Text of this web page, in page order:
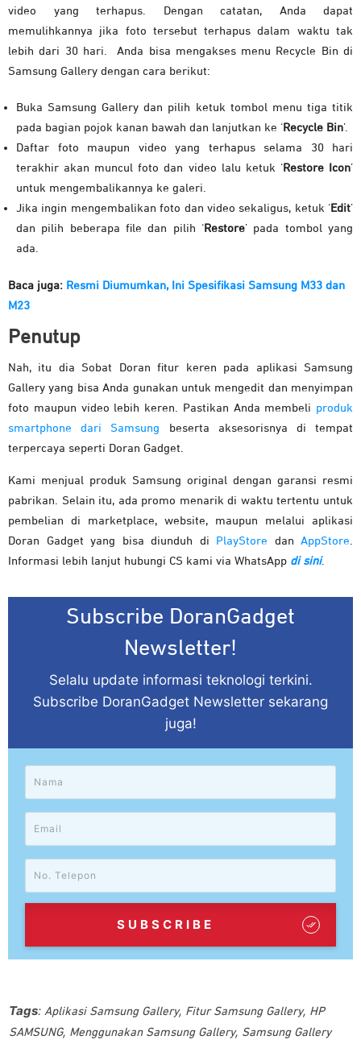
video yang terhapus. Dengan catatan, Anda dapat
memulihkannya jika foto tersebut terhapus dalam waktu tak
lebih dari 30 hari. Anda bisa mengakses menu Recycle Bin di
Samsung Gallery dengan cara berikut:
Buka Samsung Gallery dan pilih ketuk tombol menu tiga titik
pada bagian pojok kanan bawah dan lanjutkan ke ‘Recycle Bin’.
Daftar foto maupun video yang terhapus selama 30 hari
terakhir akan muncul foto dan video lalu ketuk ‘Restore Icon’
untuk mengembalikannya ke galeri.
Jika ingin mengembalikan foto dan video sekaligus, ketuk ‘Edit’
dan pilih beberapa file dan pilih ‘Restore’ pada tombol yang
ada.
Baca juga: Resmi Diumumkan, Ini Spesifikasi Samsung M33 dan
M23
Penutup
Nah, itu dia Sobat Doran fitur keren pada aplikasi Samsung
Gallery yang bisa Anda gunakan untuk mengedit dan menyimpan
foto maupun video lebih keren. Pastikan Anda membeli produk
smartphone dari Samsung beserta aksesorisnya di tempat
terpercaya seperti Doran Gadget.
Kami menjual produk Samsung original dengan garansi resmi
pabrikan. Selain itu, ada promo menarik di waktu tertentu untuk
pembelian di marketplace, website, maupun melalui aplikasi
Doran Gadget yang bisa diunduh di PlayStore dan AppStore
Informasi lebih lanjut hubungi CS kami via WhatsApp di sini.
Subscribe DoranGadget
Newsletter!
Selalu update informasi teknologi terkini.
Subscribe DoranGadget Newsletter sekarang
juga!
SUBSCRIBE
Tags: Aplikasi Samsung Gallery, Fitur Samsung Gallery, HP
SAMSUNG, Menggunakan Samsung Gallery, Samsung Gallery